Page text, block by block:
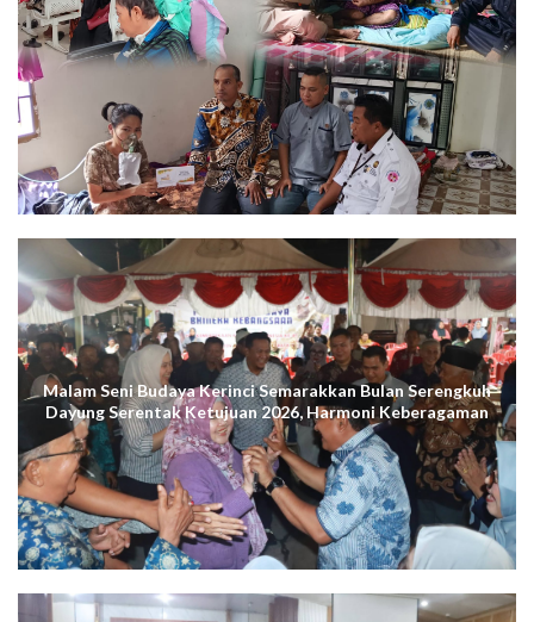
Malam Seni Budaya Kerinci Semarakkan Bulan Serengkuh
Dayung Serentak Ketujuan 2026, Harmoni Keberagaman
Terus Menggema di Kuala Tungkal